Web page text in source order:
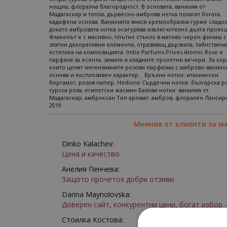
нощна, флорална благородност. В основата, ванилия от
Мадагаскар и топла, дървесно-амброва нотка полагат богата,
кадифена основа. Ванилията внася кремообразна гурме
докато амбровата нотка осигурява изключително дълга
Флаконът е с масивно, плътно стъкло в матово черен финиш
златни декоративни елементи, отразяващ дързката, тайнствена
естетика на композицията. Initio Parfums Prives Atomic Rose е
парфюм за есента, зимата и хладните пролетни вечери. За
които ценят интензивните розови парфюми с амброво-
основа и експлозивен характер. Връхни нотки: италиански
бергамот, розов пипер, Hedione Сърдечни нотки: българска
турска роза, египетски жасмин Базови нотки: ванилия от
Мадагаскар, амброксан Тип аромат: амбров, флорален
2019
Мнения от клиенти за
Dinko Kalachev:
Цена и качество
Анелия Пенчева:
Защото прочетох добри отзиви
Darina Maynolovska:
Доверен сайт, конкурентни цени, богат избор
Стоилка Костова: